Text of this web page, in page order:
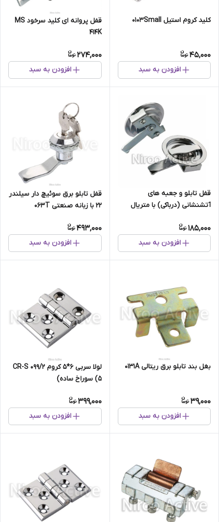
کلید کروم استیل ۰۱۰۳Small
45,000
افزودن به سبد
قفل پروانه ای کلید سرخود MS
414K
274,000
افزودن به سبد
قفل تابلو و جعبه های
آتشنشانی (درباکی) با متریال
185,000
افزودن به سبد
قفل تابلو برق سوئیچ دار سیلندر
۲۲ با زبانه صنعتی ۰۶۳T
493,000
افزودن به سبد
بغل بند تابلو برق ریتالی ۰۱۳۱A
39,000
افزودن به سبد
لولا سربی ۶*۵ کروم ۰۹۹/۲ CR-S
(۵ سوراخ ساده)
399,000
افزودن به سبد